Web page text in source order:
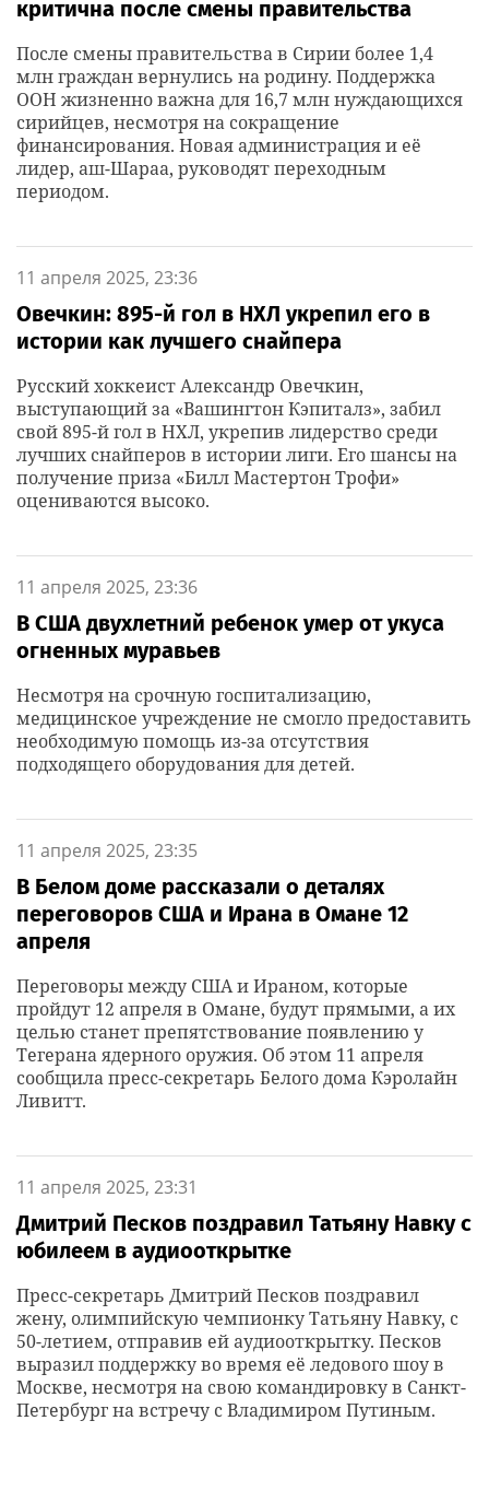
критична после смены правительства
После смены правительства в Сирии более 1,4
млн граждан вернулись на родину. Поддержка
ООН жизненно важна для 16,7 млн нуждающихся
сирийцев, несмотря на сокращение
финансирования. Новая администрация и её
лидер, аш-Шараа, руководят переходным
периодом.
11 апреля 2025, 23:36
Овечкин: 895-й гол в НХЛ укрепил его в
истории как лучшего снайпера
Русский хоккеист Александр Овечкин,
выступающий за «Вашингтон Кэпиталз», забил
свой 895-й гол в НХЛ, укрепив лидерство среди
лучших снайперов в истории лиги. Его шансы на
получение приза «Билл Мастертон Трофи»
оцениваются высоко.
11 апреля 2025, 23:36
В США двухлетний ребенок умер от укуса
огненных муравьев
Несмотря на срочную госпитализацию,
медицинское учреждение не смогло предоставить
необходимую помощь из-за отсутствия
подходящего оборудования для детей.
11 апреля 2025, 23:35
В Белом доме рассказали о деталях
переговоров США и Ирана в Омане 12
апреля
Переговоры между США и Ираном, которые
пройдут 12 апреля в Омане, будут прямыми, а их
целью станет препятствование появлению у
Тегерана ядерного оружия. Об этом 11 апреля
сообщила пресс-секретарь Белого дома Кэролайн
Ливитт.
11 апреля 2025, 23:31
Дмитрий Песков поздравил Татьяну Навку с
юбилеем в аудиооткрытке
Пресс-секретарь Дмитрий Песков поздравил
жену, олимпийскую чемпионку Татьяну Навку, с
50-летием, отправив ей аудиооткрытку. Песков
выразил поддержку во время её ледового шоу в
Москве, несмотря на свою командировку в Санкт-
Петербург на встречу с Владимиром Путиным.